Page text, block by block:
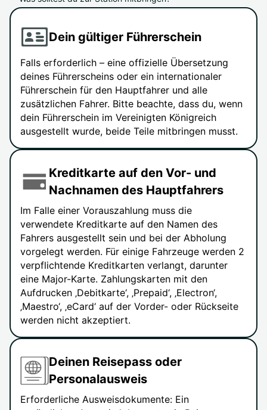
Dein gültiger Führerschein
Falls erforderlich – eine offizielle Übersetzung
deines Führerscheins oder ein internationaler
Führerschein für den Hauptfahrer und alle
zusätzlichen Fahrer. Bitte beachte, dass du, wenn
dein Führerschein im Vereinigten Königreich
ausgestellt wurde, beide Teile mitbringen musst.
Kreditkarte auf den Vor- und
Nachnamen des Hauptfahrers
Im Falle einer Vorauszahlung muss die
verwendete Kreditkarte auf den Namen des
Fahrers ausgestellt sein und bei der Abholung
vorgelegt werden. Für einige Fahrzeuge werden 2
verpflichtende Kreditkarten verlangt, darunter
eine Major-Karte. Zahlungskarten mit den
Aufdrucken ‚Debitkarte‘, ‚Prepaid‘, ‚Electron‘,
‚Maestro‘, ‚eCard‘ auf der Vorder- oder Rückseite
werden nicht akzeptiert.
Deinen Reisepass oder
Personalausweis
Erforderliche Ausweisdokumente: Ein